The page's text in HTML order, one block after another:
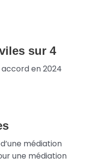
sur 4
en 2024
médiation
une médiation